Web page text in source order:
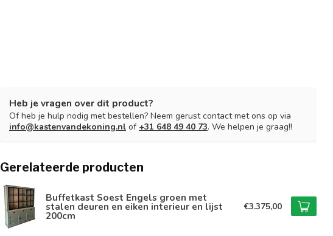
Heb je vragen over dit product?
Of heb je hulp nodig met bestellen? Neem gerust contact met ons op via
info@kastenvandekoning.nl of +31 648 49 40 73. We helpen je graag!!
Gerelateerde producten
Buffetkast Soest Engels groen met
stalen deuren en eiken interieur en lijst
200cm
€3.375,00